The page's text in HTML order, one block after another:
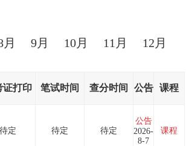
月 9月 10月 11月 12月
证打印 笔试时间 查分时间 公告 课程
待定 待定 待定
公告
2026-
8-7
课程